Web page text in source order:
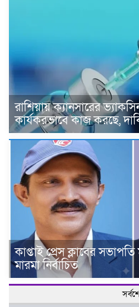
রাশিয়ায় ক্যানসারের
কার্যকরভাবে কাজ করছে,
কাপ্তাই প্রেস ক্লাবের
মারমা নির্বাচিত